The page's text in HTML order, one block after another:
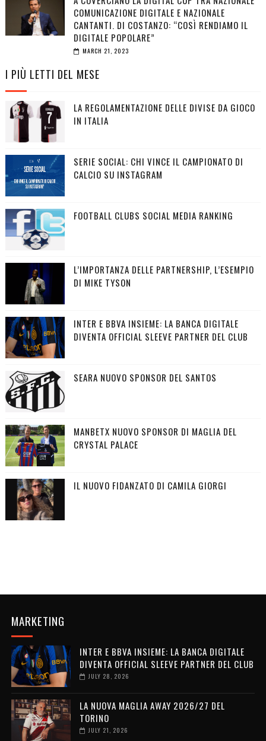
COMUNICAZIONE DIGITALE E NAZIONALE
CANTANTI. DI COSTANZO: “COSÌ RENDIAMO IL
DIGITALE POPOLARE”
MARCH 21, 2023
I PIÙ LETTI DEL MESE
LA REGOLAMENTAZIONE DELLE DIVISE DA GIOCO
IN ITALIA
SERIE SOCIAL: CHI VINCE IL CAMPIONATO DI
CALCIO SU INSTAGRAM
FOOTBALL CLUBS SOCIAL MEDIA RANKING
L’IMPORTANZA DELLE PARTNERSHIP, L’ESEMPIO
DI MIKE TYSON
INTER E BBVA INSIEME: LA BANCA DIGITALE
DIVENTA OFFICIAL SLEEVE PARTNER DEL CLUB
SEARA NUOVO SPONSOR DEL SANTOS
MANBETX NUOVO SPONSOR DI MAGLIA DEL
CRYSTAL PALACE
IL NUOVO FIDANZATO DI CAMILA GIORGI
MARKETING
INTER E BBVA INSIEME: LA BANCA DIGITALE
DIVENTA OFFICIAL SLEEVE PARTNER DEL CLUB
JULY 28, 2026
LA NUOVA MAGLIA AWAY 2026/27 DEL
TORINO
JULY 21, 2026